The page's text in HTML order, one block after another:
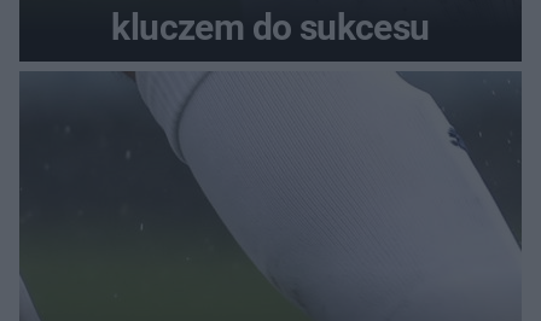
kluczem do sukcesu